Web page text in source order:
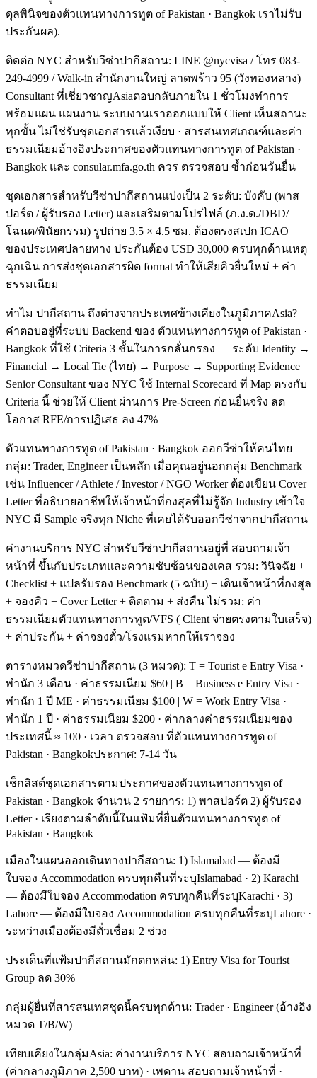
ดุลพินิจของตัวแทนทางการทูต of Pakistan · Bangkok เราไม่รับ
ประกันผล).
ติดต่อ NYC สำหรับวีซ่าปากีสถาน: LINE @nycvisa / โทร 083-
249-4999 / Walk-in สำนักงานใหญ่ ลาดพร้าว 95 (วังทองหลาง)
Consultant ที่เชี่ยวชาญAsiaตอบกลับภายใน 1 ชั่วโมงทำการ
พร้อมแผน แผนงาน ระบบงานเราออกแบบให้ Client เห็นสถานะ
ทุกขั้น ไม่ใช่รับชุดเอกสารแล้วเงียบ · สารสนเทศเกณฑ์และค่า
ธรรมเนียมอ้างอิงประกาศของตัวแทนทางการทูต of Pakistan ·
Bangkok และ consular.mfa.go.th ควร ตรวจสอบ ซ้ำก่อนวันยื่น
ชุดเอกสารสำหรับวีซ่าปากีสถานแบ่งเป็น 2 ระดับ: บังคับ (พาส
ปอร์ต / ผู้รับรอง Letter) และเสริมตามโปรไฟล์ (ภ.ง.ด./DBD/
โฉนด/พินัยกรรม) รูปถ่าย 3.5 × 4.5 ซม. ต้องตรงสเปก ICAO
ของประเทศปลายทาง ประกันต้อง USD 30,000 ครบทุกด้านเหตุ
ฉุกเฉิน การส่งชุดเอกสารผิด format ทำให้เสียคิวยื่นใหม่ + ค่า
ธรรมเนียม
ทำไม ปากีสถาน ถึงต่างจากประเทศข้างเคียงในภูมิภาคAsia?
คำตอบอยู่ที่ระบบ Backend ของ ตัวแทนทางการทูต of Pakistan ·
Bangkok ที่ใช้ Criteria 3 ชั้นในการกลั่นกรอง — ระดับ Identity →
Financial → Local Tie (ไทย) → Purpose → Supporting Evidence
Senior Consultant ของ NYC ใช้ Internal Scorecard ที่ Map ตรงกับ
Criteria นี้ ช่วยให้ Client ผ่านการ Pre-Screen ก่อนยื่นจริง ลด
โอกาส RFE/การปฏิเสธ ลง 47%
ตัวแทนทางการทูต of Pakistan · Bangkok ออกวีซ่าให้คนไทย
กลุ่ม: Trader, Engineer เป็นหลัก เมื่อคุณอยู่นอกกลุ่ม Benchmark
เช่น Influencer / Athlete / Investor / NGO Worker ต้องเขียน Cover
Letter ที่อธิบายอาชีพให้เจ้าหน้าที่กงสุลที่ไม่รู้จัก Industry เข้าใจ
NYC มี Sample จริงทุก Niche ที่เคยได้รับออกวีซ่าจากปากีสถาน
ค่างานบริการ NYC สำหรับวีซ่าปากีสถานอยู่ที่ สอบถามเจ้า
หน้าที่ ขึ้นกับประเภทและความซับซ้อนของเคส รวม: วินิจฉัย +
Checklist + แปลรับรอง Benchmark (5 ฉบับ) + เดินเจ้าหน้าที่กงสุล
+ จองคิว + Cover Letter + ติดตาม + ส่งคืน ไม่รวม: ค่า
ธรรมเนียมตัวแทนทางการทูต/VFS ( Client จ่ายตรงตามใบเสร็จ)
+ ค่าประกัน + ค่าจองตั๋ว/โรงแรมหากให้เราจอง
ตารางหมวดวีซ่าปากีสถาน (3 หมวด): T = Tourist e Entry Visa ·
พำนัก 3 เดือน · ค่าธรรมเนียม $60 | B = Business e Entry Visa ·
พำนัก 1 ปี ME · ค่าธรรมเนียม $100 | W = Work Entry Visa ·
พำนัก 1 ปี · ค่าธรรมเนียม $200 · ค่ากลางค่าธรรมเนียมของ
ประเทศนี้ ≈ 100 · เวลา ตรวจสอบ ที่ตัวแทนทางการทูต of
Pakistan · Bangkokประกาศ: 7-14 วัน
เช็กลิสต์ชุดเอกสารตามประกาศของตัวแทนทางการทูต of
Pakistan · Bangkok จำนวน 2 รายการ: 1) พาสปอร์ต 2) ผู้รับรอง
Letter · เรียงตามลำดับนี้ในแฟ้มที่ยื่นตัวแทนทางการทูต of
Pakistan · Bangkok
เมืองในแผนออกเดินทางปากีสถาน: 1) Islamabad — ต้องมี
ใบจอง Accommodation ครบทุกคืนที่ระบุIslamabad · 2) Karachi
— ต้องมีใบจอง Accommodation ครบทุกคืนที่ระบุKarachi · 3)
Lahore — ต้องมีใบจอง Accommodation ครบทุกคืนที่ระบุLahore ·
ระหว่างเมืองต้องมีตั๋วเชื่อม 2 ช่วง
ประเด็นที่แฟ้มปากีสถานมักตกหล่น: 1) Entry Visa for Tourist
Group ลด 30%
กลุ่มผู้ยื่นที่สารสนเทศชุดนี้ครบทุกด้าน: Trader · Engineer (อ้างอิง
หมวด T/B/W)
เทียบเคียงในกลุ่มAsia: ค่างานบริการ NYC สอบถามเจ้าหน้าที่
(ค่ากลางภูมิภาค 2,500 บาท) · เพดาน สอบถามเจ้าหน้าที่ ·